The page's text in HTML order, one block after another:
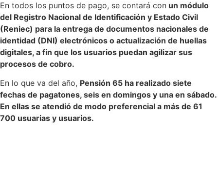
En todos los puntos de pago, se contará con un módulo
del Registro Nacional de Identificación y Estado Civil
(Reniec) para la entrega de documentos nacionales de
identidad (DNI) electrónicos o actualización de huellas
digitales, a fin que los usuarios puedan agilizar sus
procesos de cobro.
En lo que va del año, Pensión 65 ha realizado siete
fechas de pagatones, seis en domingos y una en sábado.
En ellas se atendió de modo preferencial a más de 61
700 usuarias y usuarios.